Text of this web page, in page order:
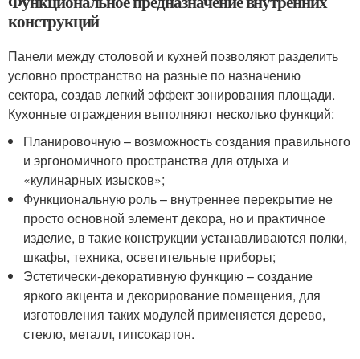
конструкций
Панели между столовой и кухней позволяют разделить
условно пространство на разные по назначению
сектора, создав легкий эффект зонирования площади.
Кухонные ограждения выполняют несколько функций:
Планировочную – возможность создания правильного
и эргономичного пространства для отдыха и
«кулинарных изысков»;
Функциональную роль – внутреннее перекрытие не
просто основной элемент декора, но и практичное
изделие, в такие конструкции устанавливаются полки,
шкафы, техника, осветительные приборы;
Эстетически-декоративную функцию – создание
яркого акцента и декорирование помещения, для
изготовления таких модулей применяется дерево,
стекло, металл, гипсокартон.